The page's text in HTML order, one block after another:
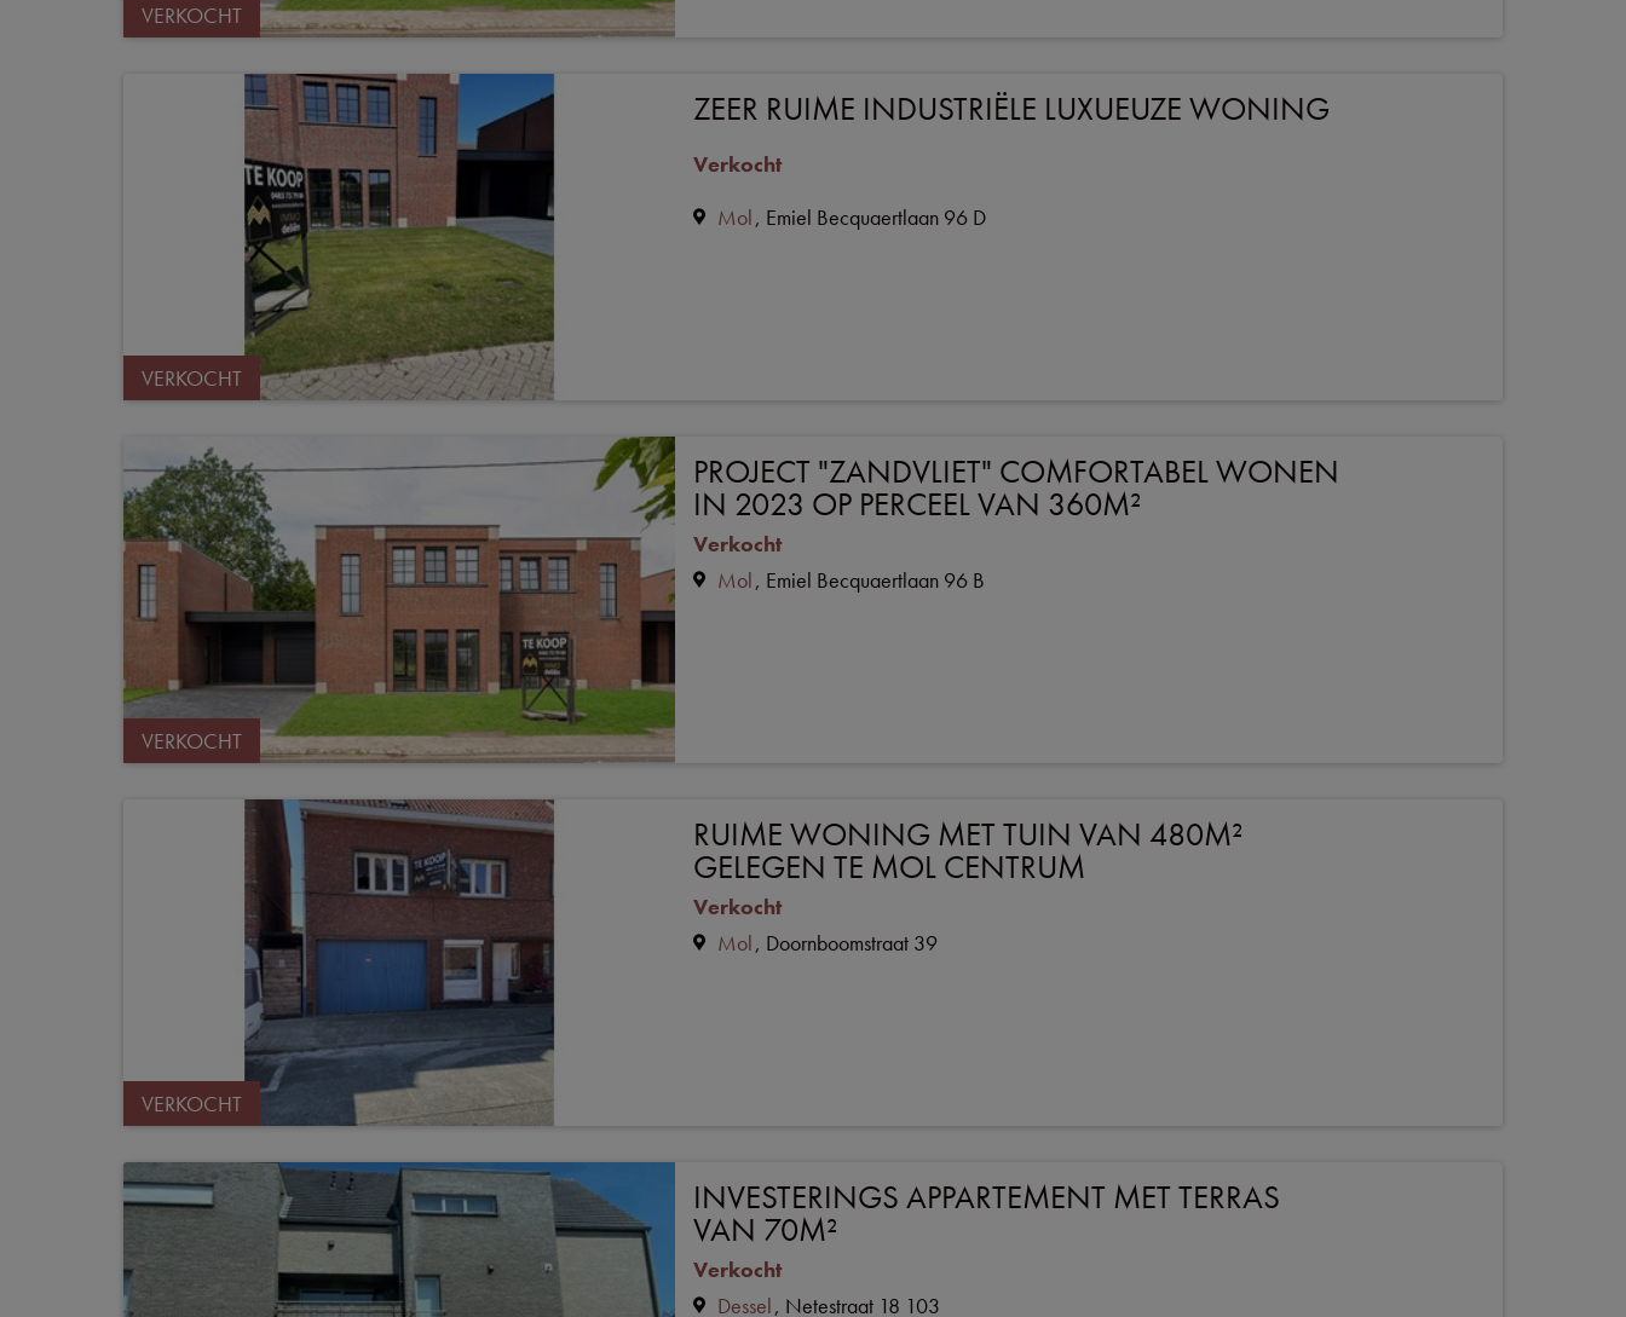
VERKOCHT
VERKOCHT
ZEER RUIME INDUSTRIËLE LUXUEUZE WONING
Verkocht
Mol Emiel Becquaertlaan 96 D
VERKOCHT
PROJECT "ZANDVLIET" COMFORTABEL WONEN
IN 2023 OP PERCEEL VAN 360M²
Verkocht
Mol Emiel Becquaertlaan 96 B
VERKOCHT
RUIME WONING MET TUIN VAN 480M²
GELEGEN TE MOL CENTRUM
Verkocht
Mol Doornboomstraat 39
INVESTERINGS APPARTEMENT MET TERRAS
VAN 70M²
Verkocht
Dessel Netestraat 18 103